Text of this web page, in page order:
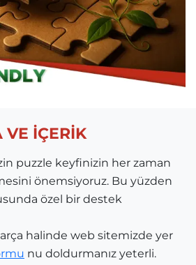
VE İÇERİK
puzzle keyfinizin her zaman
önemsiyoruz. Bu yüzden
özel bir destek
halinde web sitemizde yer
nu doldurmanız yeterli.